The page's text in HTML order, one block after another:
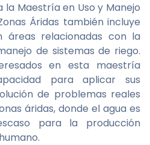
la Maestría en Uso y Manejo
Áridas también incluye
áreas relacionadas con la
de sistemas de riego.
en esta maestría
para aplicar sus
de problemas reales
áridas, donde el agua es
para la producción